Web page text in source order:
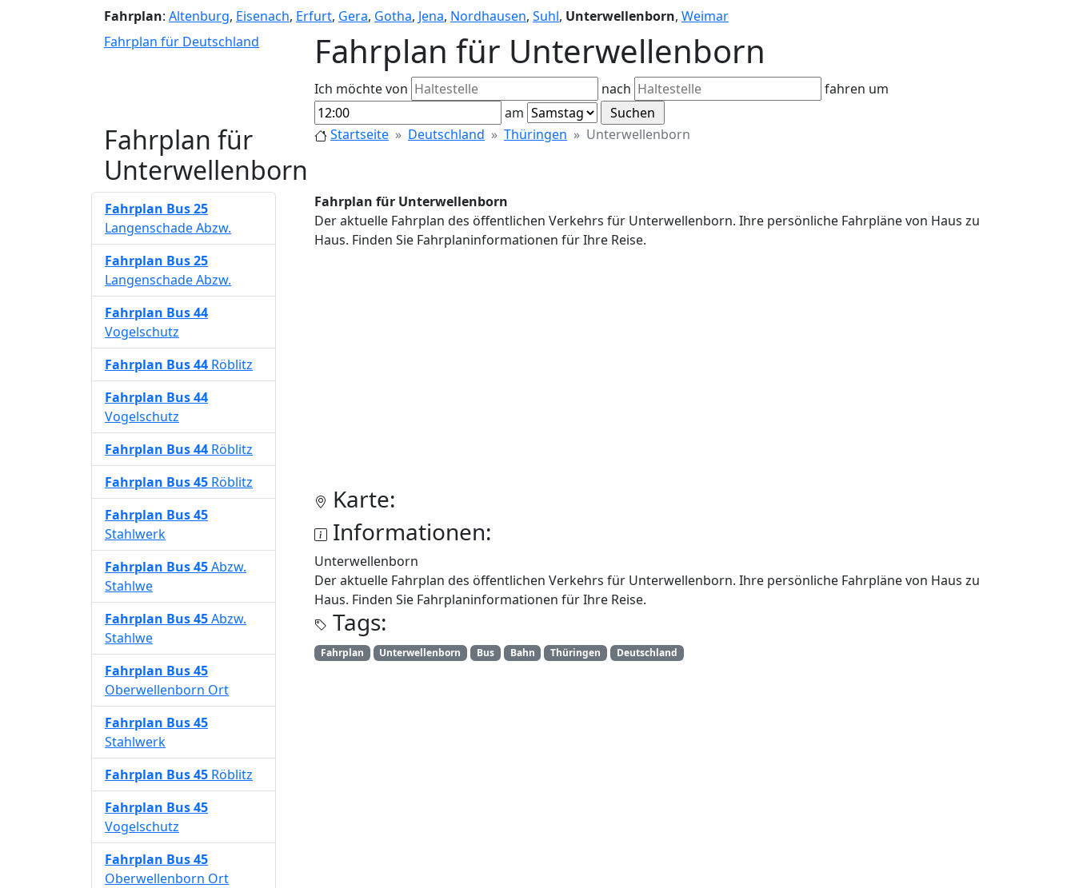
Fahrplan: Altenburg, Eisenach, Erfurt, Gera, Gotha, Jena, Nordhausen, Suhl, Unterwellenborn, Weimar
Fahrplan für Deutschland
Fahrplan für Unterwellenborn
Ich möchte von nach
fahren um
am
Fahrplan für
Unterwellenborn
Startseite Deutschland Thüringen Unterwellenborn
Fahrplan für Unterwellenborn
Der aktuelle Fahrplan des öffentlichen Verkehrs für Unterwellenborn. Ihre persönliche Fahrpläne von Haus zu
Haus. Finden Sie Fahrplaninformationen für Ihre Reise.
Karte:
Informationen:
Unterwellenborn
Der aktuelle Fahrplan des öffentlichen Verkehrs für Unterwellenborn. Ihre persönliche Fahrpläne von Haus zu
Haus. Finden Sie Fahrplaninformationen für Ihre Reise.
Tags:
Fahrplan Unterwellenborn Bus Bahn Thüringen Deutschland
Fahrplan Bus 25
Langenschade Abzw.
Fahrplan Bus 25
Langenschade Abzw.
Fahrplan Bus 44
Vogelschutz
Fahrplan Bus 44 Röblitz
Fahrplan Bus 44
Vogelschutz
Fahrplan Bus 44 Röblitz
Fahrplan Bus 45 Röblitz
Fahrplan Bus 45
Stahlwerk
Fahrplan Bus 45Abzw.
Stahlwe
Fahrplan Bus 45Abzw.
Stahlwe
Fahrplan Bus 45
Oberwellenborn Ort
Fahrplan Bus 45
Stahlwerk
Fahrplan Bus 45 Röblitz
Fahrplan Bus 45
Vogelschutz
Fahrplan Bus 45
Oberwellenborn Ort